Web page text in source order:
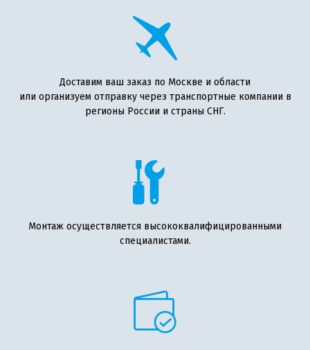
Доставим ваш заказ по Москве и области
или организуем отправку через транспортные компании в
регионы России и страны СНГ.
Монтаж осуществляется высококвалифицированными
специалистами.